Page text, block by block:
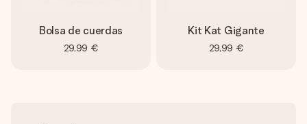
Bolsa de cuerdas
29,99 €
Kit Kat Gigante
29,99 €